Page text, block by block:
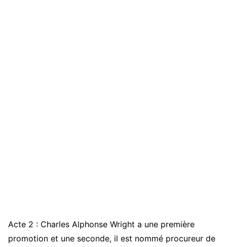
Acte 2 : Charles Alphonse Wright a une première
promotion et une seconde, il est nommé procureur de